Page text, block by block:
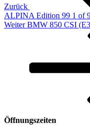
Zurück
ALPINA Edition 99 1 of
Nächster
Weiter BMW 850 CSI
Öffnungszeiten